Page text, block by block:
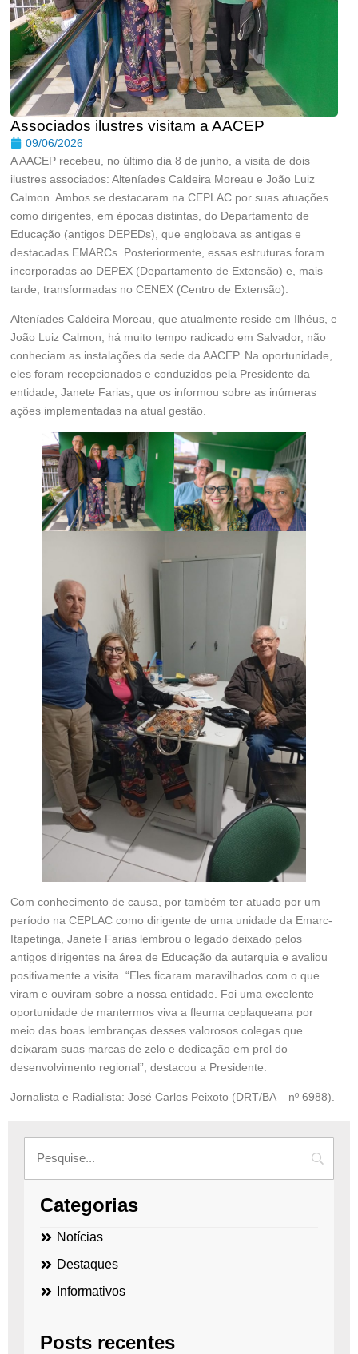
Associados ilustres visitam a AACEP
09/06/2026
A AACEP recebeu, no último dia 8 de junho, a visita de dois
ilustres associados: Alteníades Caldeira Moreau e João Luiz
Calmon. Ambos se destacaram na CEPLAC por suas atuações
como dirigentes, em épocas distintas, do Departamento de
Educação (antigos DEPEDs), que englobava as antigas e
destacadas EMARCs. Posteriormente, essas estruturas foram
incorporadas ao DEPEX (Departamento de Extensão) e, mais
tarde, transformadas no CENEX (Centro de Extensão).
Alteníades Caldeira Moreau, que atualmente reside em Ilhéus, e
João Luiz Calmon, há muito tempo radicado em Salvador, não
conheciam as instalações da sede da AACEP. Na oportunidade,
eles foram recepcionados e conduzidos pela Presidente da
entidade, Janete Farias, que os informou sobre as inúmeras
ações implementadas na atual gestão.
Com conhecimento de causa, por também ter atuado por um
período na CEPLAC como dirigente de uma unidade da Emarc-
Itapetinga, Janete Farias lembrou o legado deixado pelos
antigos dirigentes na área de Educação da autarquia e avaliou
positivamente a visita. “Eles ficaram maravilhados com o que
viram e ouviram sobre a nossa entidade. Foi uma excelente
oportunidade de mantermos viva a fleuma ceplaqueana por
meio das boas lembranças desses valorosos colegas que
deixaram suas marcas de zelo e dedicação em prol do
desenvolvimento regional”, destacou a Presidente.
Jornalista e Radialista: José Carlos Peixoto (DRT/BA – nº 6988).
Categorias
Notícias
Destaques
Informativos
Posts recentes